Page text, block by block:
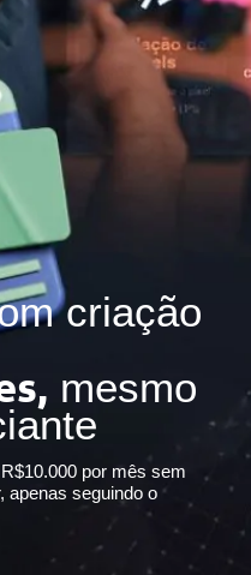
criação
mesmo
por mês sem
apenas seguindo o